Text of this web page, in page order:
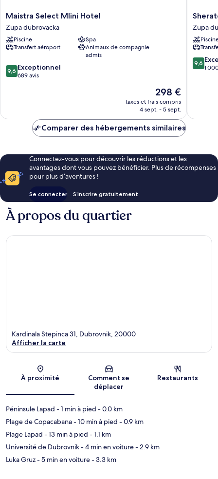
Maistra
Select
Mlini
Hotel
Zupa
Maistra Select Mlini Hotel
Zupa dubrovacka
Piscine
Spa
Transfert aéroport
Animaux de compagnie
admis
9.6
sur
9,6 Exceptionnel
689 avis
Le
nouveau
prix
de
298 €
taxes et frais compris
4 sept. - 5 sept.
Riviera
Hotel
Zupa
Zupa
9.6
sur
9,6
1
Comparer des hébergements similaires
Connectez-vous pour découvrir les réductions et les
avantages dont vous pouvez bénéficier. Plus de récompenses
pour plus d’aventures !
Se connecter S’inscrire gratuitement
À propos du quartier
Carte
Kardinala Stepinca 31, Dubrovnik, 20000
Afficher la carte
À proximité
Comment se
déplacer
Restaurants
Péninsule Lapad - 1 min à pied - 0.0 km
Plage de Copacabana- 10 min à pied - 0.9 km
Plage Lapad - 13 min à pied - 1.1 km
Université de Dubrovnik- 4 min en voiture- 2.9 km
Luka Gruz- 5 min en voiture- 3.3 km